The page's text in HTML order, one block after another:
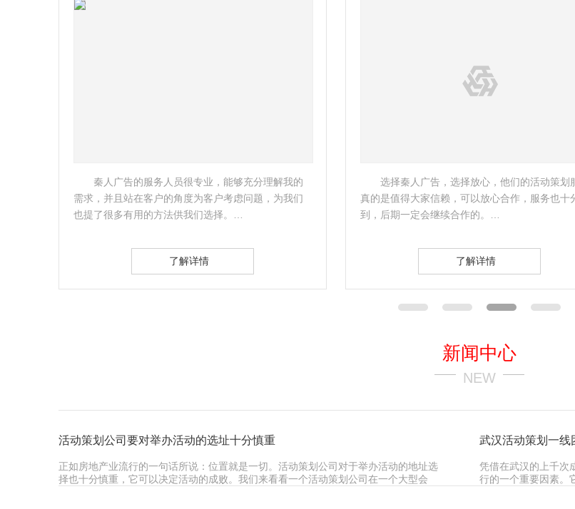
选择秦人广告，选择放心，他们的活动策划服务
真的是值得大家信赖，可以放心合作，服务也十分周
到，后期一定会继续合作的。…
这次挑选活动舞台搭建也是对比了
最终决定选择和秦人广告合作，他们公
里面有多年的经验，一站式服务，有专
新闻中心
NEW
活动策划公司要对举办活动的选址十分慎重
正如房地产业流行的一句话所说：位置就是一切。活动策划公司对于举办活动的地址选
择也十分慎重，它可以决定活动的成败。我们来看看一个活动策划公司在一个大型会
武汉活动策划一线
凭借在武汉的上千次
行的一个重要因素。